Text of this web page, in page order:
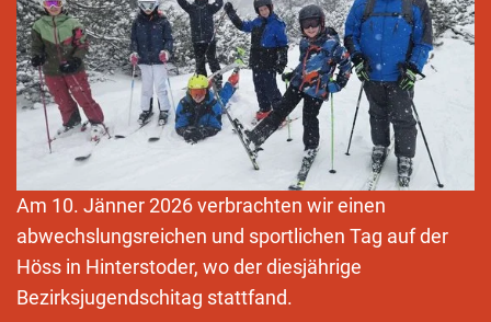
Am 10. Jänner 2026 verbrachten wir einen
abwechslungsreichen und sportlichen Tag auf der
Höss in Hinterstoder, wo der diesjährige
Bezirksjugendschitag stattfand.